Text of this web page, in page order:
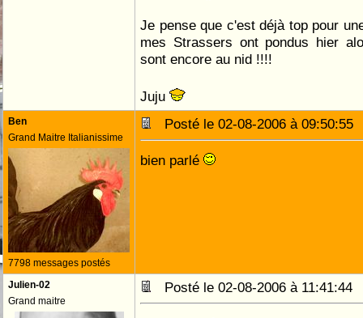
Je pense que c'est déjà top pour
mes Strassers ont pondus hier
sont encore au nid !!!!
Juju
Ben
Grand Maitre Italianissime
7798 messages postés
Posté le 02-08-2006 à
bien parlé
Julien-02
Grand maitre
Posté le 02-08-2006 à